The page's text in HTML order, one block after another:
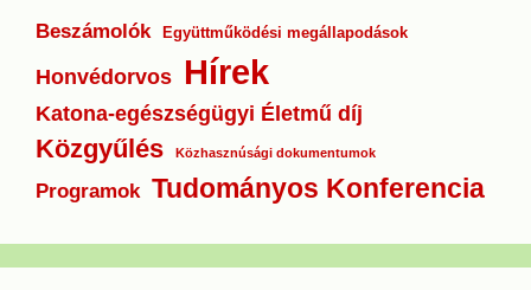
Beszámolók Együttműködési megállapodások
Honvédorvos Hírek
Katona-egészségügyi Életmű díj
Közgyűlés Közhasznúsági dokumentumok
Programok Tudományos Konferencia